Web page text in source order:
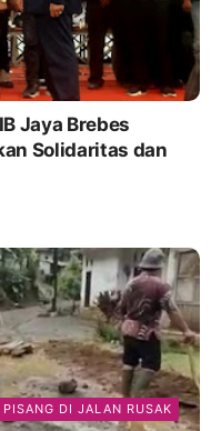
Jaya Brebes
Solidaritas dan
DI JALAN RUSAK